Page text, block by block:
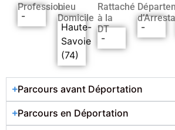
Profession
-
Lieu
Domicile
Haute-
Savoie
(74)
Rattaché
à la
DT
-
-
Parcours avant Déportation
Parcours en Déportation